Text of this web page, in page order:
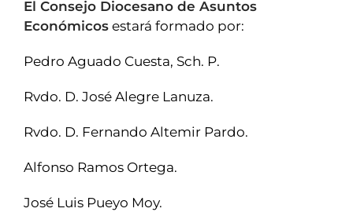
El Consejo Diocesano de Asuntos
Económicos estará formado por:
Pedro Aguado Cuesta, Sch. P.
Rvdo. D. José Alegre Lanuza.
Rvdo. D. Fernando Altemir Pardo.
Alfonso Ramos Ortega.
José Luis Pueyo Moy.